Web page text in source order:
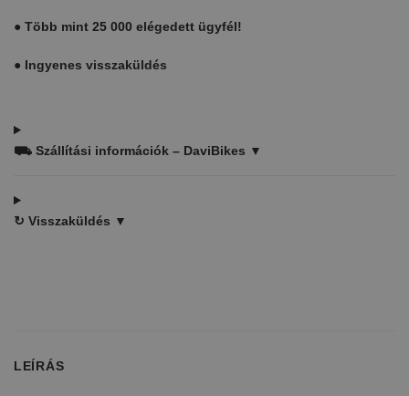
● Több mint 25 000 elégedett ügyfél!
● Ingyenes visszaküldés
⛟ Szállítási információk – DaviBikes ▼
↻ Visszaküldés ▼
LEÍRÁS